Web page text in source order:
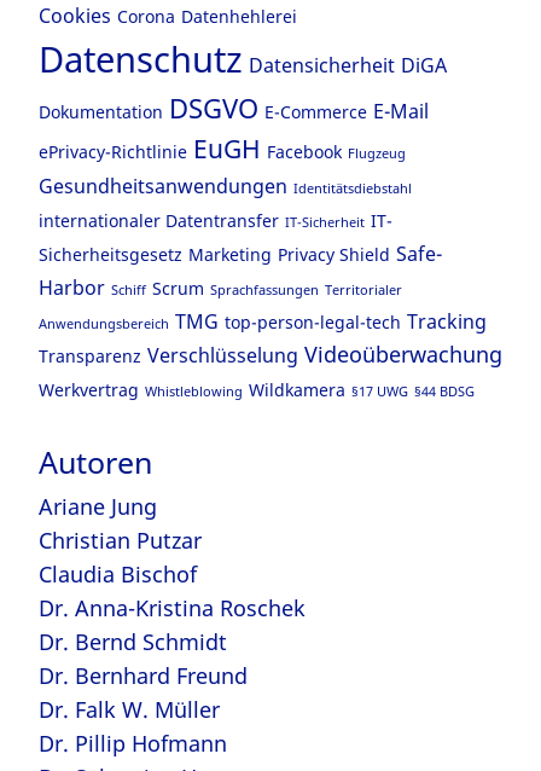
Cookies Corona Datenhehlerei
Datenschutz Datensicherheit DiGA
Dokumentation DSGVO E-Commerce E-Mail
ePrivacy-Richtlinie EuGH Facebook Flugzeug
Gesundheitsanwendungen Identitätsdiebstahl
internationaler Datentransfer IT-Sicherheit IT-
Sicherheitsgesetz Marketing Privacy Shield Safe-
Harbor Schiff Scrum Sprachfassungen Territorialer
Anwendungsbereich TMG top-person-legal-tech Tracking
Transparenz Verschlüsselung Videoüberwachung
Werkvertrag Whistleblowing Wildkamera §17 UWG §44 BDSG
Autoren
Ariane Jung
Christian Putzar
Claudia Bischof
Dr. Anna-Kristina Roschek
Dr. Bernd Schmidt
Dr. Bernhard Freund
Dr. Falk W. Müller
Dr. Pillip Hofmann